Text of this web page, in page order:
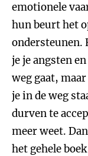
emotionele
hun beurt het
ondersteunen.
je je angsten
weg gaat,
je in de weg
durven te
meer weet.
het gehele